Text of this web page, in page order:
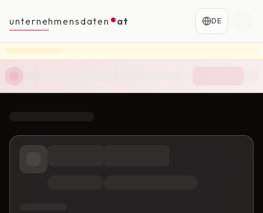
unternehmensdaten at DE